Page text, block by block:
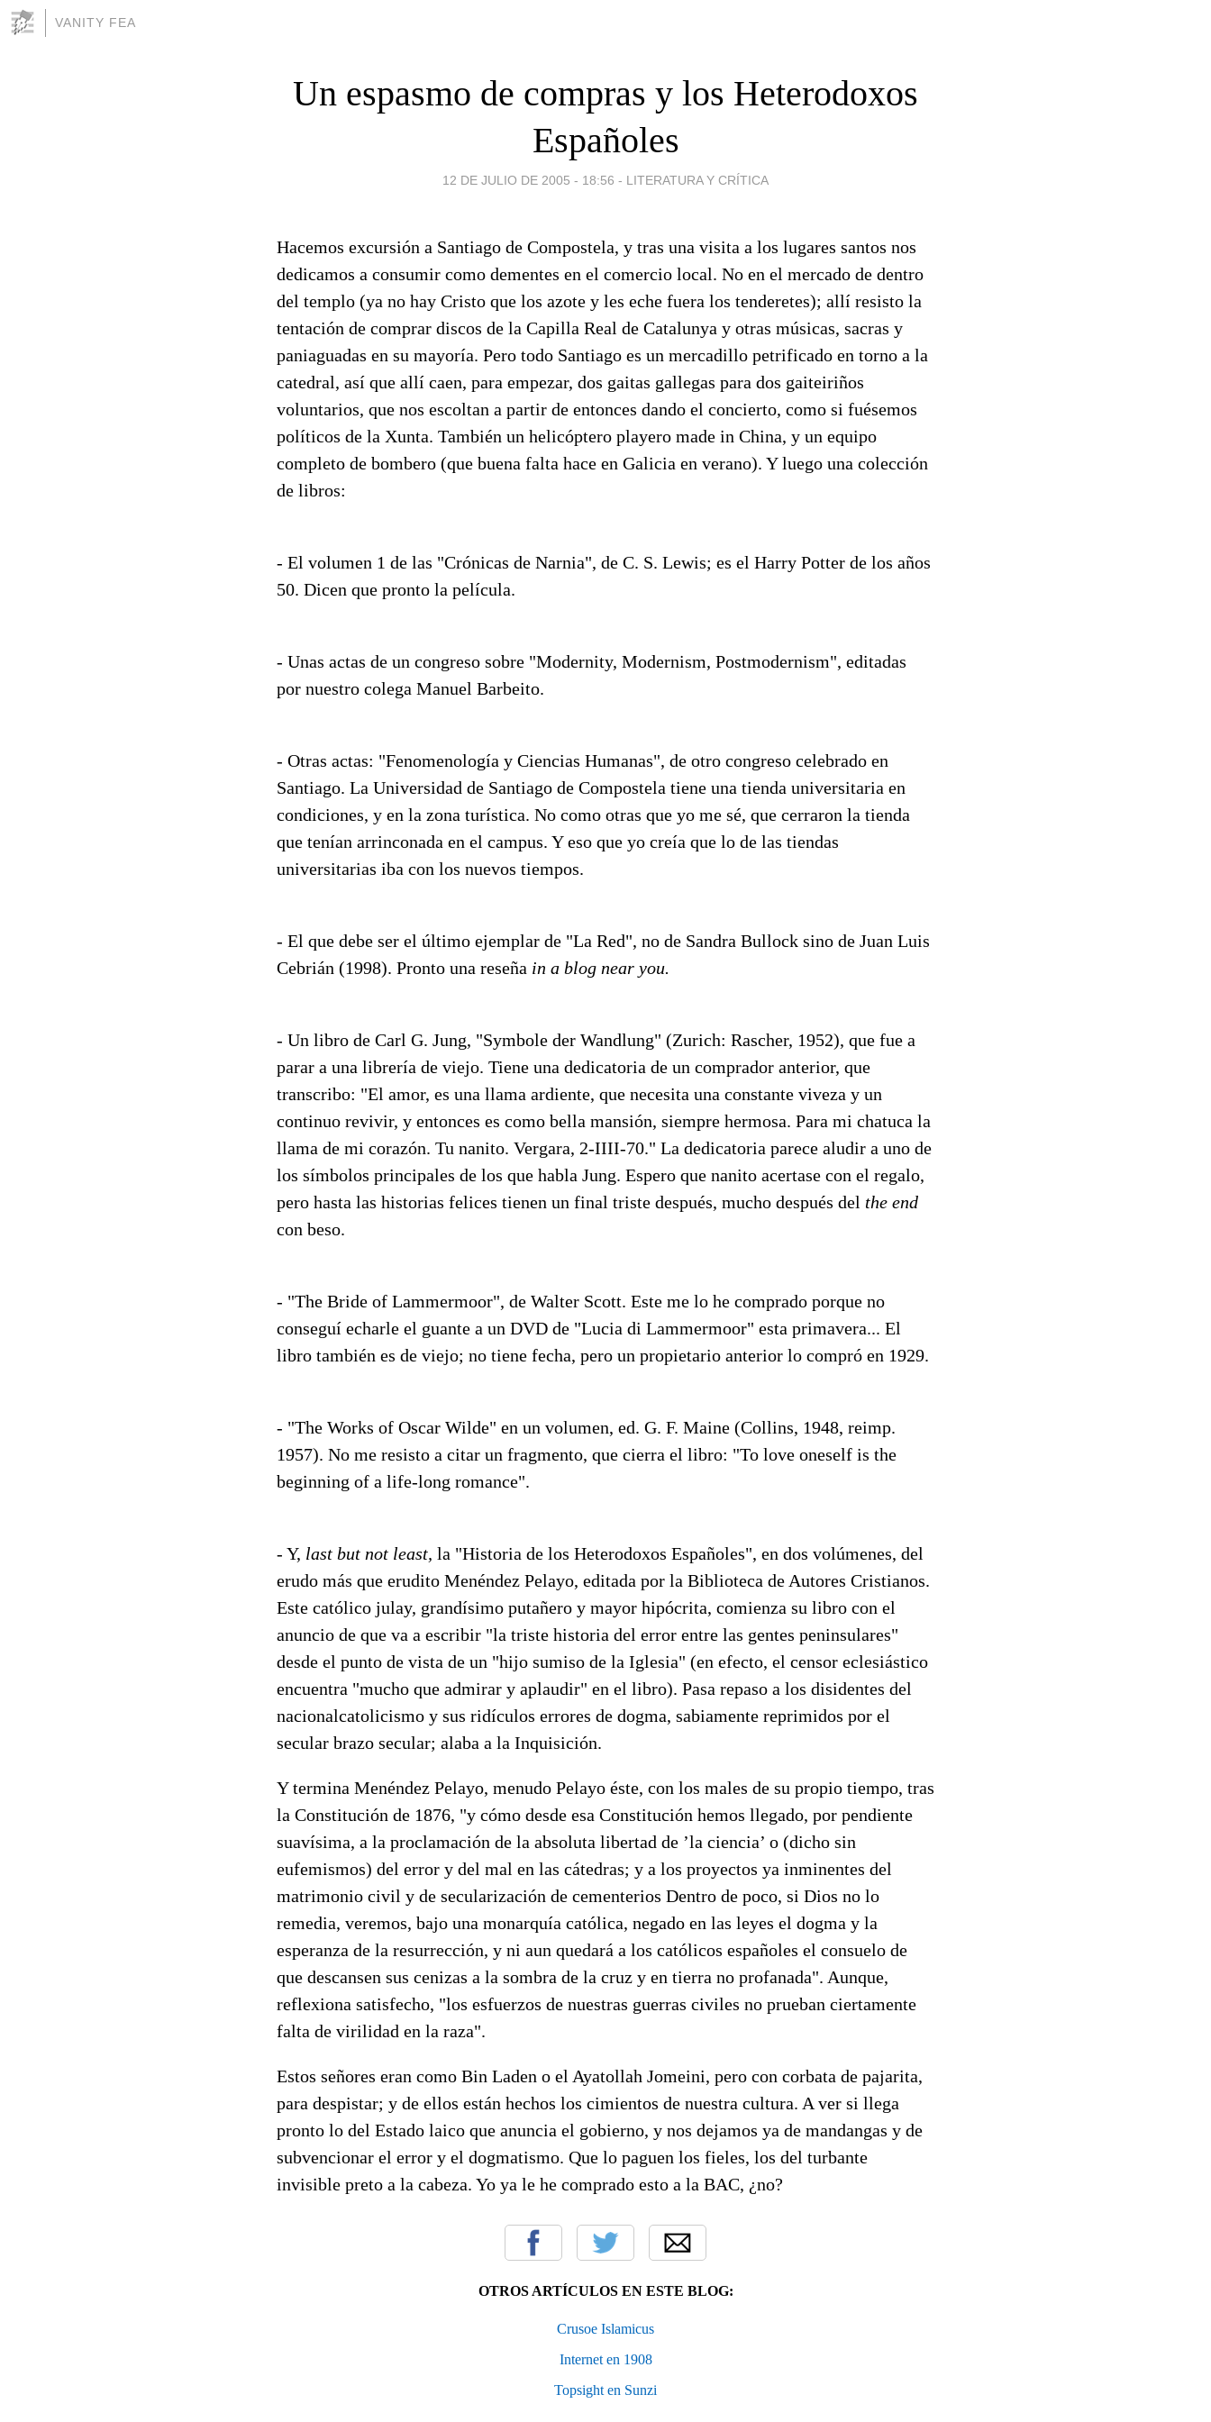
VANITY FEA
Un espasmo de compras y los Heterodoxos
Españoles
12 DE JULIO DE 2005 - 18:56 - LITERATURA Y CRÍTICA
Hacemos excursión a Santiago de Compostela, y tras una visita a los lugares santos nos
dedicamos a consumir como dementes en el comercio local. No en el mercado de dentro
del templo (ya no hay Cristo que los azote y les eche fuera los tenderetes); allí resisto la
tentación de comprar discos de la Capilla Real de Catalunya y otras músicas, sacras y
paniaguadas en su mayoría. Pero todo Santiago es un mercadillo petrificado en torno a la
catedral, así que allí caen, para empezar, dos gaitas gallegas para dos gaiteiriños
voluntarios, que nos escoltan a partir de entonces dando el concierto, como si fuésemos
políticos de la Xunta. También un helicóptero playero made in China, y un equipo
completo de bombero (que buena falta hace en Galicia en verano). Y luego una colección
de libros:
- El volumen 1 de las "Crónicas de Narnia", de C. S. Lewis; es el Harry Potter de los años
50. Dicen que pronto la película.
- Unas actas de un congreso sobre "Modernity, Modernism, Postmodernism", editadas
por nuestro colega Manuel Barbeito.
- Otras actas: "Fenomenología y Ciencias Humanas", de otro congreso celebrado en
Santiago. La Universidad de Santiago de Compostela tiene una tienda universitaria en
condiciones, y en la zona turística. No como otras que yo me sé, que cerraron la tienda
que tenían arrinconada en el campus. Y eso que yo creía que lo de las tiendas
universitarias iba con los nuevos tiempos.
- El que debe ser el último ejemplar de "La Red", no de Sandra Bullock sino de Juan Luis
Cebrián (1998). Pronto una reseña in a blog near you.
- Un libro de Carl G. Jung, "Symbole der Wandlung" (Zurich: Rascher, 1952), que fue a
parar a una librería de viejo. Tiene una dedicatoria de un comprador anterior, que
transcribo: "El amor, es una llama ardiente, que necesita una constante viveza y un
continuo revivir, y entonces es como bella mansión, siempre hermosa. Para mi chatuca la
llama de mi corazón. Tu nanito. Vergara, 2-IIII-70." La dedicatoria parece aludir a uno de
los símbolos principales de los que habla Jung. Espero que nanito acertase con el regalo,
pero hasta las historias felices tienen un final triste después, mucho después del the end
con beso.
- "The Bride of Lammermoor", de Walter Scott. Este me lo he comprado porque no
conseguí echarle el guante a un DVD de "Lucia di Lammermoor" esta primavera... El
libro también es de viejo; no tiene fecha, pero un propietario anterior lo compró en 1929.
- "The Works of Oscar Wilde" en un volumen, ed. G. F. Maine (Collins, 1948, reimp.
1957). No me resisto a citar un fragmento, que cierra el libro: "To love oneself is the
beginning of a life-long romance".
- Y, last but not least, la "Historia de los Heterodoxos Españoles", en dos volúmenes, del
erudo más que erudito Menéndez Pelayo, editada por la Biblioteca de Autores Cristianos.
Este católico julay, grandísimo putañero y mayor hipócrita, comienza su libro con el
anuncio de que va a escribir "la triste historia del error entre las gentes peninsulares"
desde el punto de vista de un "hijo sumiso de la Iglesia" (en efecto, el censor eclesiástico
encuentra "mucho que admirar y aplaudir" en el libro). Pasa repaso a los disidentes del
nacionalcatolicismo y sus ridículos errores de dogma, sabiamente reprimidos por el
secular brazo secular; alaba a la Inquisición.
Y termina Menéndez Pelayo, menudo Pelayo éste, con los males de su propio tiempo, tras
la Constitución de 1876, "y cómo desde esa Constitución hemos llegado, por pendiente
suavísima, a la proclamación de la absoluta libertad de ’la ciencia’ o (dicho sin
eufemismos) del error y del mal en las cátedras; y a los proyectos ya inminentes del
matrimonio civil y de secularización de cementerios Dentro de poco, si Dios no lo
remedia, veremos, bajo una monarquía católica, negado en las leyes el dogma y la
esperanza de la resurrección, y ni aun quedará a los católicos españoles el consuelo de
que descansen sus cenizas a la sombra de la cruz y en tierra no profanada". Aunque,
reflexiona satisfecho, "los esfuerzos de nuestras guerras civiles no prueban ciertamente
falta de virilidad en la raza".
Estos señores eran como Bin Laden o el Ayatollah Jomeini, pero con corbata de pajarita,
para despistar; y de ellos están hechos los cimientos de nuestra cultura. A ver si llega
pronto lo del Estado laico que anuncia el gobierno, y nos dejamos ya de mandangas y de
subvencionar el error y el dogmatismo. Que lo paguen los fieles, los del turbante
invisible preto a la cabeza. Yo ya le he comprado esto a la BAC, ¿no?
OTROS ARTÍCULOS EN ESTE BLOG:
Crusoe Islamicus
Internet en 1908
Topsight en Sunzi